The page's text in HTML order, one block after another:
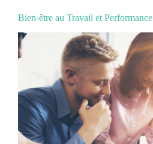
Bien-être au Travail et Performance